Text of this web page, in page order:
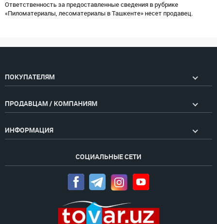
Ответственность за предоставленные сведения в рубрике
«Пиломатериалы, лесоматериалы в Ташкенте» несет продавец.
ПОКУПАТЕЛЯМ
ПРОДАВЦАМ / КОМПАНИЯМ
ИНФОРМАЦИЯ
СОЦИАЛЬНЫЕ СЕТИ